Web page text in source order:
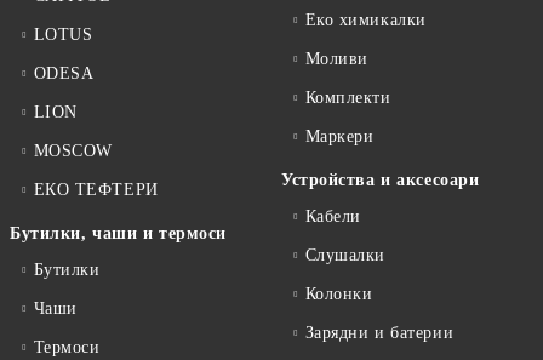
LOTUS
ODESA
LION
MOSCOW
ЕКО ТЕФТЕРИ
Бутилки, чаши и термоси
Бутилки
Чаши
Термоси
Еко химикалки
Моливи
Комплекти
Маркери
Устройства и аксесоари
Кабели
Слушалки
Колонки
Зарядни и батерии